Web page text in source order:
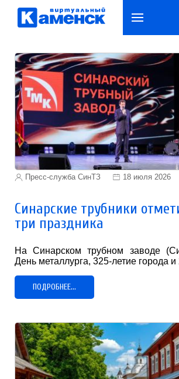
Пресс-служба СинТЗ 18 июля 2026
Синарские трубники
три праздника
На Синарском трубном заводе
День металлурга, 325-летие города
ПОДРОБНЕЕ...